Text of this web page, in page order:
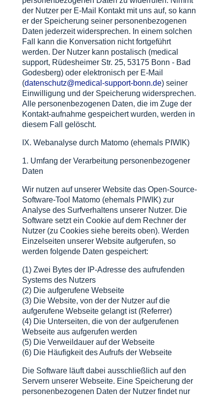
der Nutzer per E-Mail Kontakt mit uns auf, so kann
er der Speicherung seiner personenbezogenen
Daten jederzeit widersprechen. In einem solchen
Fall kann die Konversation nicht fortgeführt
werden. Der Nutzer kann postalisch (medical
support, Rüdesheimer Str. 25, 53175 Bonn - Bad
Godesberg) oder elektronisch per E-Mail
(datenschutz@medical-support-bonn.de) seiner
Einwilligung und der Speicherung widersprechen.
Alle personenbezogenen Daten, die im Zuge der
Kontakt-aufnahme gespeichert wurden, werden in
diesem Fall gelöscht.
IX. Webanalyse durch Matomo (ehemals PIWIK)
1. Umfang der Verarbeitung personenbezogener
Daten
Wir nutzen auf unserer Website das Open-Source-
Software-Tool Matomo (ehemals PIWIK) zur
Analyse des Surfverhaltens unserer Nutzer. Die
Software setzt ein Cookie auf dem Rechner der
Nutzer (zu Cookies siehe bereits oben). Werden
Einzelseiten unserer Website aufgerufen, so
werden folgende Daten gespeichert:
(1) Zwei Bytes der IP-Adresse des aufrufenden
Systems des Nutzers
(2) Die aufgerufene Webseite
(3) Die Website, von der der Nutzer auf die
aufgerufene Webseite gelangt ist (Referrer)
(4) Die Unterseiten, die von der aufgerufenen
Webseite aus aufgerufen werden
(5) Die Verweildauer auf der Webseite
(6) Die Häufigkeit des Aufrufs der Webseite
Die Software läuft dabei ausschließlich auf den
Servern unserer Webseite. Eine Speicherung der
personenbezogenen Daten der Nutzer findet nur